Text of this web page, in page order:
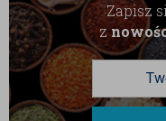
Zapisz
z